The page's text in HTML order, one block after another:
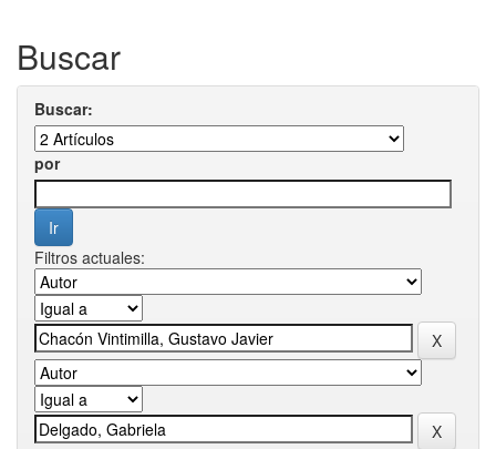
Buscar
Buscar:
por
Filtros actuales: